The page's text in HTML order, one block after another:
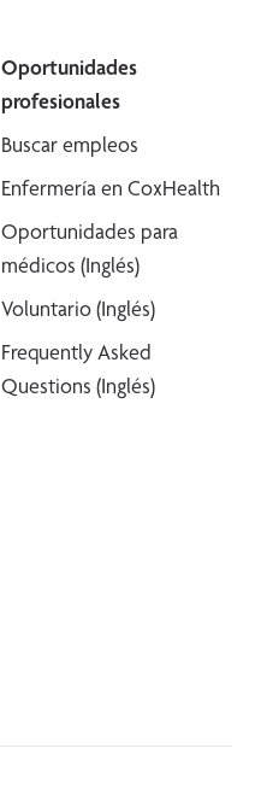
Oportunidades
profesionales
Buscar empleos
Enfermería en CoxHealth
Oportunidades para
médicos (Inglés)
Voluntario (Inglés)
Frequently Asked
Questions (Inglés)